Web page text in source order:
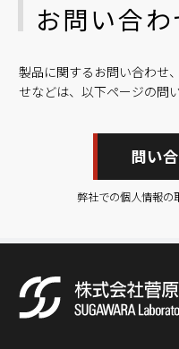
お問い合わ
製品に関するお問い合わせ
せなどは、以下ページの問
問い
弊社での個人情報の